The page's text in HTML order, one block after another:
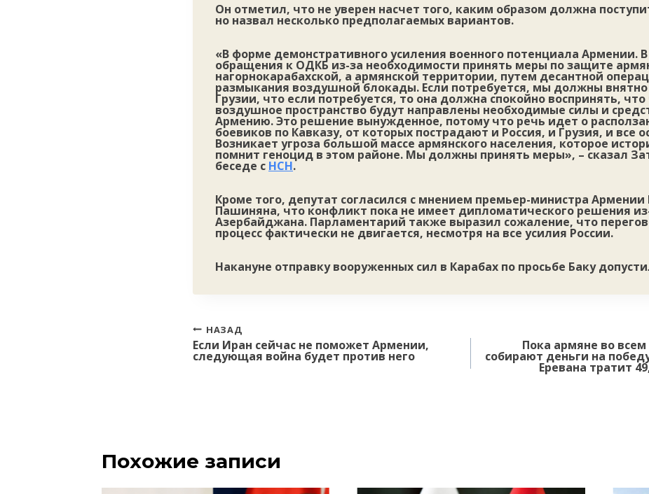
Он отметил, что не уверен насчет того, каким образом должна
но назвал несколько предполагаемых вариантов.
«В форме демонстративного усиления военного потенциала Армении.
обращения к ОДКБ из-за необходимости принять меры по защите
нагорнокарабахской, а армянской территории, путем десантной
размыкания воздушной блокады. Если потребуется, мы должны
Грузии, что если потребуется, то она должна спокойно воспринять, что
воздушное пространство будут направлены необходимые силы и
Армению. Это решение вынужденное, потому что речь идет о
боевиков по Кавказу, от которых пострадают и Россия, и Грузия, и все
Возникает угроза большой массе армянского населения, которое
помнит геноцид в этом районе. Мы должны принять меры», – сказал
беседе с НСН.
Кроме того, депутат согласился с мнением премьер-министра
Пашиняна, что конфликт пока не имеет дипломатического решения
Азербайджана. Парламентарий также выразил сожаление, что
процесс фактически не двигается, несмотря на все усилия России.
Накануне отправку вооруженных сил в Карабах по просьбе Баку
Навигация
по
записям
НАЗАД
Если Иран сейчас не поможет Армении,
следующая война будет против него
Пока армяне во
собирают деньги на
Еревана тратит
Похожие записи